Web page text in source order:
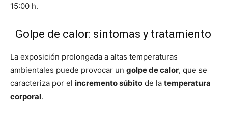
15:00 h.
Golpe de calor: síntomas y tratamiento
La exposición prolongada a altas temperaturas
ambientales puede provocar un golpe de calor, que se
caracteriza por el incremento súbito de la temperatura
corporal.